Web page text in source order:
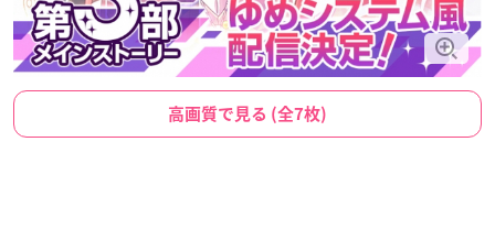
高画質で見る (全7枚)